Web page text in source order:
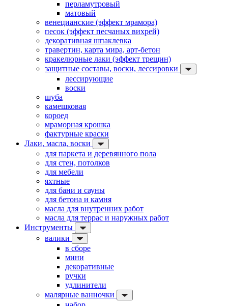
перламутровый
матовый
венецианские (эффект мрамора)
песок (эффект песчаных вихрей)
декоративная шпаклевка
травертин, карта мира, арт-бетон
кракелюрные лаки (эффект трещин)
защитные составы, воски, лессировки
лессирующие
воски
шуба
камешковая
короед
мраморная крошка
фактурные краски
Лаки, масла, воски
для паркета и деревянного пола
для стен, потолков
для мебели
яхтные
для бани и сауны
для бетона и камня
масла для внутренних работ
масла для террас и наружных работ
Инструменты
валики
в сборе
мини
декоративные
ручки
удлинители
малярные ванночки